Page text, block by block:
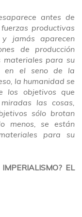
antes de
productivas
jamás aparecen
de producción
materiales para su
en el seno de la
la humanidad se
los objetivos que
las cosas,
sólo brotan
menos, se están
para su
EL